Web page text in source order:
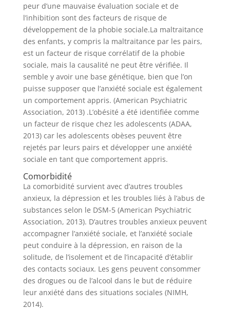
peur d’une mauvaise évaluation sociale et de
l’inhibition sont des facteurs de risque de
développement de la phobie sociale.La maltraitance
des enfants, y compris la maltraitance par les pairs,
est un facteur de risque corrélatif de la phobie
sociale, mais la causalité ne peut être vérifiée. Il
semble y avoir une base génétique, bien que l’on
puisse supposer que l’anxiété sociale est également
un comportement appris. (American Psychiatric
Association, 2013) .L’obésité a été identifiée comme
un facteur de risque chez les adolescents (ADAA,
2013) car les adolescents obèses peuvent être
rejetés par leurs pairs et développer une anxiété
sociale en tant que comportement appris.
Comorbidité
La comorbidité survient avec d’autres troubles
anxieux, la dépression et les troubles liés à l’abus de
substances selon le DSM-5 (American Psychiatric
Association, 2013). D’autres troubles anxieux peuvent
accompagner l’anxiété sociale, et l’anxiété sociale
peut conduire à la dépression, en raison de la
solitude, de l’isolement et de l’incapacité d’établir
des contacts sociaux. Les gens peuvent consommer
des drogues ou de l’alcool dans le but de réduire
leur anxiété dans des situations sociales (NIMH,
2014).